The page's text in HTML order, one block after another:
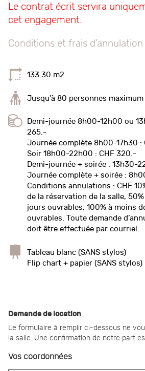
Le contrat écrit servira
cet engagement.
Conditions et frais d’annulation
133.30 m2
Jusqu'à 80 personnes maximum
Demi-journée 8h00-12h00 ou
265.-
Journée complète 8h00-17h30 :
Soir 18h00-22h00 : CHF 320.-
Demi-journée + soirée : 13h30-
Journée complète + soirée :
Conditions annulations : CHF
de la réservation de la salle,
jours ouvrables, 100% à moins
ouvrables. Toute demande
doit être effectuée par courriel.
Tableau blanc (SANS stylos)
Flip chart + papier (SANS stylos)
Demande de location
Le formulaire à remplir ci-dessous ne
la salle. Une confirmation de notre part
Vos coordonnées